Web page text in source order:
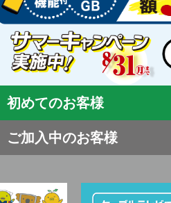
初めてのお客様
ご加入中のお客様